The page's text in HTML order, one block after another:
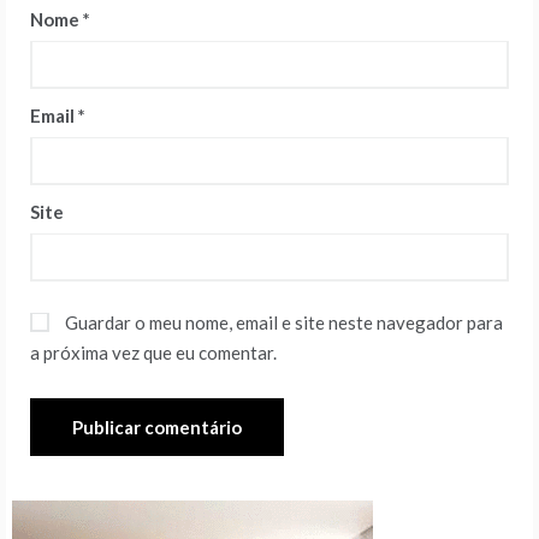
Nome *
Email *
Site
Guardar o meu nome, email e site neste navegador para
a próxima vez que eu comentar.